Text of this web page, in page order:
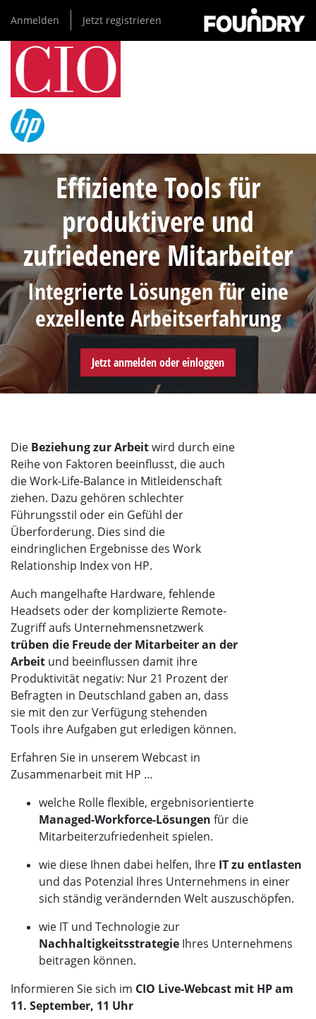
zum
Inhalt
Anmelden Jetzt registrieren
Effiziente Tools für
produktivere und
zufriedenere Mitarbeiter
Integrierte Lösungen für eine
exzellente Arbeitserfahrung
Jetzt anmelden oder einloggen
Die Beziehung zur Arbeitwird durch eine
Reihe von Faktoren beeinflusst, die auch
die Work-Life-Balance in Mitleidenschaft
ziehen. Dazu gehören schlechter
Führungsstil oder ein Gefühl der
Überforderung. Dies sind die
eindringlichen Ergebnisse des Work
Relationship Index von HP.
Auch mangelhafte Hardware, fehlende
Headsets oder der komplizierte Remote-
Zugriff aufs Unternehmensnetzwerk
trüben die Freude der Mitarbeiter an der
Arbeit und beeinflussen damit ihre
Produktivität negativ: Nur 21 Prozent der
Befragten in Deutschland gaben an, dass
sie mit den zur Verfügung stehenden
Tools ihre Aufgaben gut erledigen können.
Erfahren Sie in unserem Webcast in
Zusammenarbeit mit HP …
welche Rolle flexible, ergebnisorientierte
Managed-Workforce-Lösungen für die
Mitarbeiterzufriedenheit spielen.
wie diese Ihnen dabei helfen, Ihre IT zu entlasten
und das Potenzial Ihres Unternehmens in einer
sich ständig verändernden Welt auszuschöpfen.
wie IT und Technologie zur
Nachhaltigkeitsstrategie Ihres Unternehmens
beitragen können.
Informieren Sie sich im CIO Live-Webcast mit HP am
11. September, 11 Uhr